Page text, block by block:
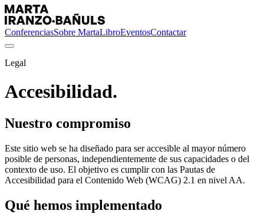
ConferenciasSobre MartaLibroEventosContactar
Legal
Accesibilidad.
Nuestro compromiso
Este sitio web se ha diseñado para ser accesible al mayor número
posible de personas, independientemente de sus capacidades o del
contexto de uso. El objetivo es cumplir con las Pautas de
Accesibilidad para el Contenido Web (WCAG) 2.1 en nivel AA.
Qué hemos implementado